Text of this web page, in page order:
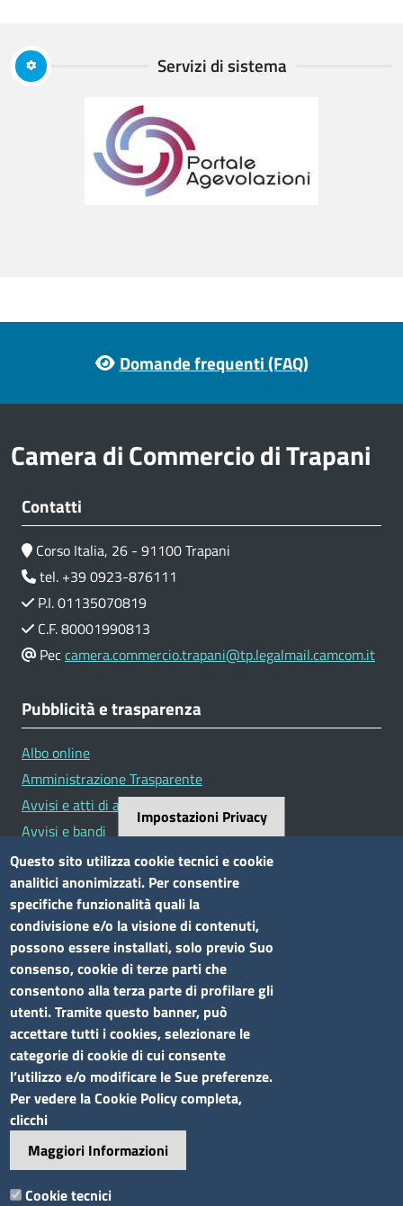
Servizi di sistema
Domande frequenti (FAQ)
Camera di Commercio di Trapani
Contatti
Corso Italia, 26 - 91100 Trapani
tel. +39 0923-876111
P.I. 01135070819
C.F. 80001990813
Peccamera.commercio.trapani@tp.legalmail.camcom.it
Pubblicità e trasparenza
Albo online
Amministrazione Trasparente
Avvisi e atti di altre Amministrazioni
Avvisi e bandi
Bandi di concorso
Siti tematici
Elenco siti tematici
Seguici su
Sito web
Accesso riservato
Mappa del sito
Footer
Impostazioni Privacy
Questo sito utilizza cookie tecnici e cookie
analitici anonimizzati. Per consentire
specifiche funzionalità quali la
condivisione e/o la visione di contenuti,
possono essere installati, solo previo Suo
consenso, cookie di terze parti che
consentono alla terza parte di profilare gli
utenti. Tramite questo banner, può
accettare tutti i cookies, selezionare le
categorie di cookie di cui consente
l’utilizzo e/o modificare le Sue preferenze.
Per vedere la Cookie Policy completa,
clicchi
Maggiori Informazioni
Cookie tecnici